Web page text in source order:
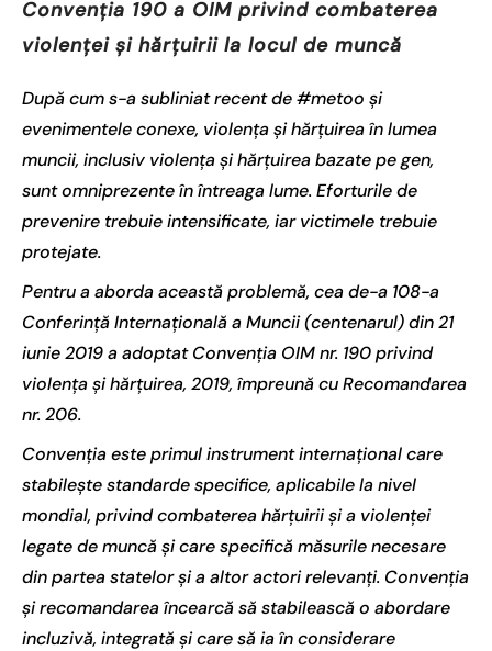
Convenția 190 a OIM privind combaterea
violenței și hărțuirii la locul de muncă
După cum s-a subliniat recent de #metoo și
evenimentele conexe, violența și hărțuirea în lumea
muncii, inclusiv violența și hărțuirea bazate pe gen,
sunt omniprezente în întreaga lume. Eforturile de
prevenire trebuie intensificate, iar victimele trebuie
protejate.
Pentru a aborda această problemă, cea de-a 108-a
Conferință Internațională a Muncii (centenarul) din 21
iunie 2019 a adoptat Convenția OIM nr. 190 privind
violența și hărțuirea, 2019, împreună cu Recomandarea
nr. 206.
Convenția este primul instrument internațional care
stabilește standarde specifice, aplicabile la nivel
mondial, privind combaterea hărțuirii și a violenței
legate de muncă și care specifică măsurile necesare
din partea statelor și a altor actori relevanți. Convenția
și recomandarea încearcă să stabilească o abordare
incluzivă, integrată și care să ia în considerare